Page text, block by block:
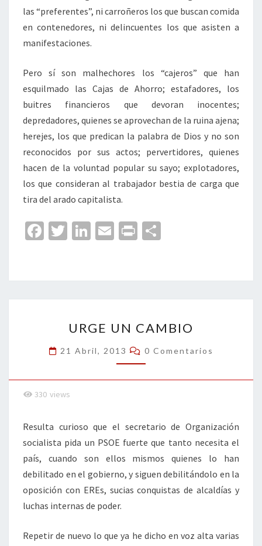
las “preferentes”, ni carroñeros los que buscan comida
en contenedores, ni delincuentes los que asisten a
manifestaciones.
Pero sí son malhechores los “cajeros” que han
esquilmado las Cajas de Ahorro; estafadores, los
buitres financieros que devoran inocentes;
depredadores, quienes se aprovechan de la ruina ajena;
herejes, los que predican la palabra de Dios y no son
reconocidos por sus actos; pervertidores, quienes
hacen de la voluntad popular su sayo; explotadores,
los que consideran al trabajador bestia de carga que
tira del arado capitalista.
Fa
o
o
T
er
Li
dI
n
E
l
Pr
p
ar
tir
UN
CAMBIO
URGE UN CAMBIO
21 Abril, 2013 Comentarios
0 Comentarios
330 views
Resulta curioso que el secretario de Organización
socialista pida un PSOE fuerte que tanto necesita el
país, cuando son ellos mismos quienes lo han
debilitado en el gobierno, y siguen debilitándolo en la
oposición con EREs, sucias conquistas de alcaldías y
luchas internas de poder.
Repetir de nuevo lo que ya he dicho en voz alta varias